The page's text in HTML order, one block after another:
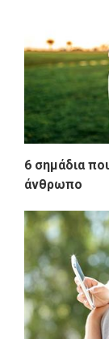
6 σημάδια
άνθρωπο